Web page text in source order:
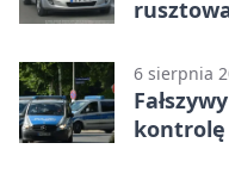
6 sierpnia
kontrolę